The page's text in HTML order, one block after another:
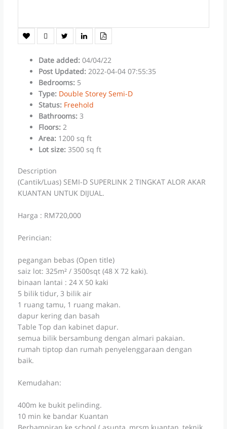
Date added: 04/04/22
Post Updated: 2022-04-04 07:55:35
Bedrooms: 5
Type: Double Storey Semi-D
Status: Freehold
Bathrooms: 3
Floors: 2
Area: 1200 sq ft
Lot size: 3500 sq ft
Description
(Cantik/Luas) SEMI-D SUPERLINK 2 TINGKAT ALOR AKAR
KUANTAN UNTUK DIJUAL.
Harga : RM720,000
Perincian:
pegangan bebas (Open title)
saiz lot: 325m² / 3500sqt (48 X 72 kaki).
binaan lantai : 24 X 50 kaki
5 bilik tidur, 3 bilik air
1 ruang tamu, 1 ruang makan.
dapur kering dan basah
Table Top dan kabinet dapur.
semua bilik bersambung dengan almari pakaian.
rumah tiptop dan rumah penyelenggaraan dengan
baik.
Kemudahan:
400m ke bukit pelinding.
10 min ke bandar Kuantan